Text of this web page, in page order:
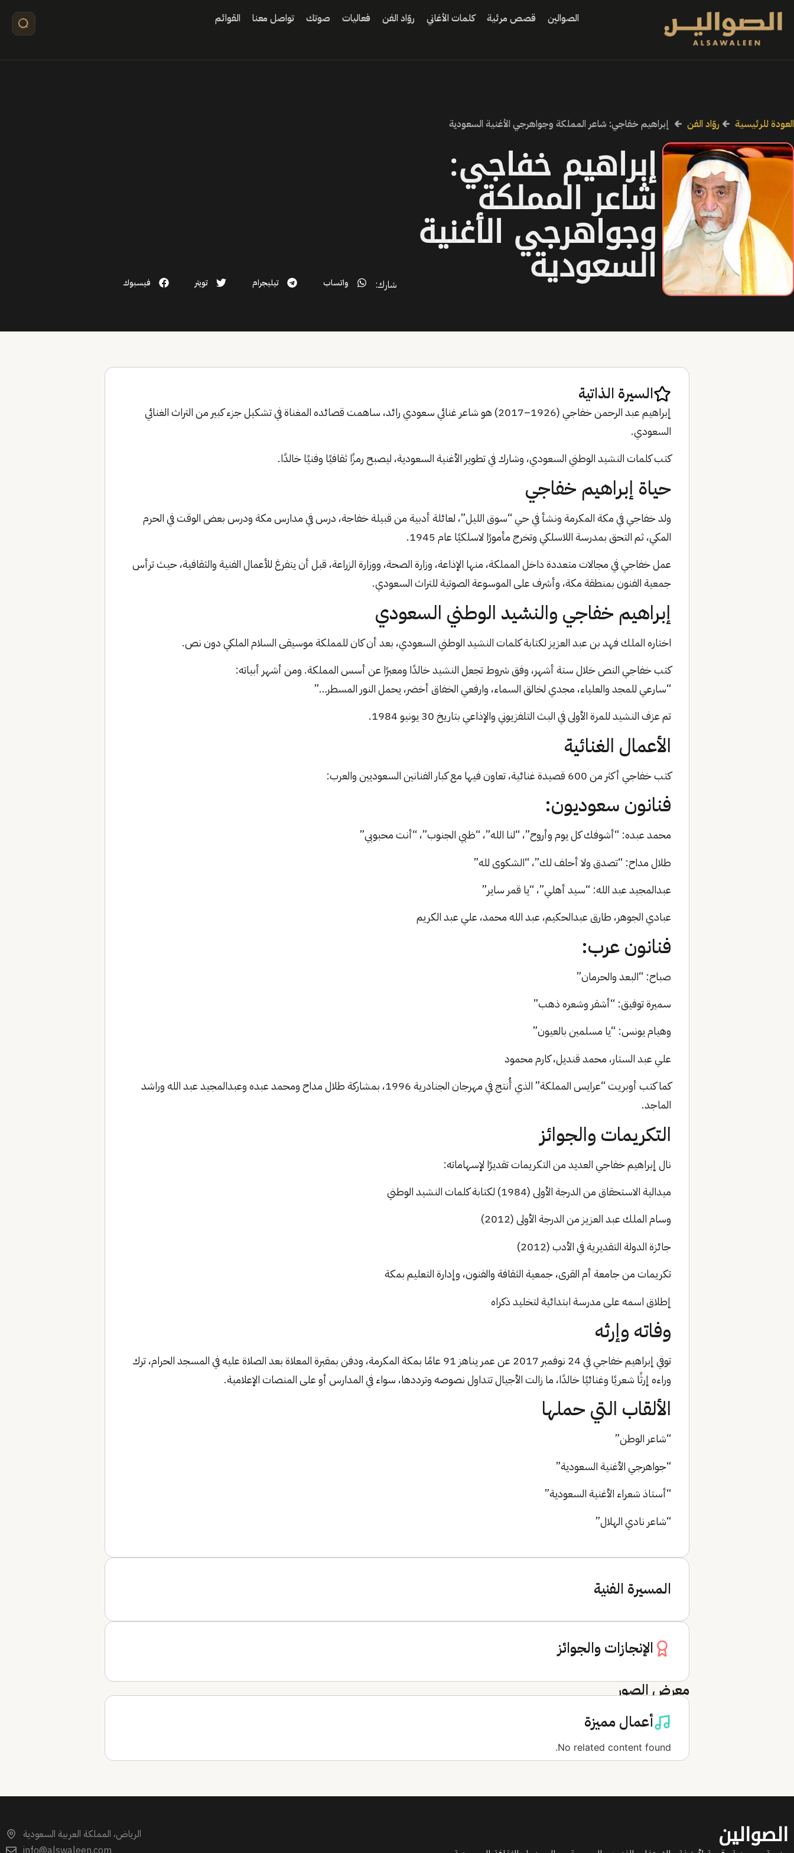
الصوالين قصص مرئية كلمات الأغاني روّاد الفن فعاليات صوتك تواصل معنا القوائم
العودة للرئيسية 🡰 روّاد الفن 🡰 إبراهيم خفاجي: شاعر المملكة وجواهرجي الأغنية السعودية
إبراهيم خفاجي:
شاعر المملكة
وجواهرجي الأغنية
السعودية شارك: واتساب تيليجرام تويتر فيسبوك
السيرة الذاتية
إبراهيم عبد الرحمن خفاجي (1926–2017) هو شاعر غنائي سعودي رائد، ساهمت قصائده المغناة في تشكيل جزء كبير من التراث الغنائي
السعودي.
كتب كلمات النشيد الوطني السعودي، وشارك في تطوير الأغنية السعودية، ليصبح رمزًا ثقافيًا وفنيًا خالدًا.
حياة إبراهيم خفاجي
ولد خفاجي في مكة المكرمة ونشأ في حي “سوق الليل”، لعائلة أدبية من قبيلة خفاجة، درس في مدارس مكة ودرس بعض الوقت في الحرم
المكي، ثم التحق بمدرسة اللاسلكي وتخرج مأمورًا لاسلكيًا عام 1945.
عمل خفاجي في مجالات متعددة داخل المملكة، منها الإذاعة، وزارة الصحة، ووزارة الزراعة، قبل أن يتفرغ للأعمال الفنية والثقافية، حيث ترأس
جمعية الفنون بمنطقة مكة، وأشرف على الموسوعة الصوتية للتراث السعودي.
إبراهيم خفاجي والنشيد الوطني السعودي
اختاره الملك فهد بن عبد العزيز لكتابة كلمات النشيد الوطني السعودي، بعد أن كان للمملكة موسيقى السلام الملكي دون نص.
كتب خفاجي النص خلال ستة أشهر، وفق شروط تجعل النشيد خالدًا ومعبرًا عن أسس المملكة. ومن أشهر أبياته:
“سارعي للمجد والعلياء، مجدي لخالق السماء، وارفعي الخفاق أخضر، يحمل النور المسطر…”
تم عزف النشيد للمرة الأولى في البث التلفزيوني والإذاعي بتاريخ 30 يونيو 1984.
الأعمال الغنائية
كتب خفاجي أكثر من 600 قصيدة غنائية، تعاون فيها مع كبار الفنانين السعوديين والعرب:
فنانون سعوديون:
محمد عبده: “أشوفك كل يوم وأروح”، “لنا الله”، “ظبي الجنوب”، “أنت محبوبي”
طلال مداح: “تصدق ولا أحلف لك”، “الشكوى لله”
عبدالمجيد عبد الله: “سيد أهلي”، “يا قمر ساير”
عبادي الجوهر، طارق عبدالحكيم، عبد الله محمد، علي عبد الكريم
فنانون عرب:
صباح: “البعد والحرمان”
سميرة توفيق: “أشقر وشعره ذهب”
وهيام يونس: “يا مسلمين بالعيون”
علي عبد الستار، محمد قنديل، كارم محمود
كما كتب أوبريت “عرايس المملكة” الذي أُنتج في مهرجان الجنادرية 1996، بمشاركة طلال مداح ومحمد عبده وعبدالمجيد عبد الله وراشد
الماجد.
التكريمات والجوائز
نال إبراهيم خفاجي العديد من التكريمات تقديرًا لإسهاماته:
ميدالية الاستحقاق من الدرجة الأولى (1984) لكتابة كلمات النشيد الوطني
وسام الملك عبد العزيز من الدرجة الأولى (2012)
جائزة الدولة التقديرية في الأدب (2012)
تكريمات من جامعة أم القرى، جمعية الثقافة والفنون، وإدارة التعليم بمكة
إطلاق اسمه على مدرسة ابتدائية لتخليد ذكراه
وفاته وإرثه
توفي إبراهيم خفاجي في 24 نوفمبر 2017 عن عمر يناهز 91 عامًا بمكة المكرمة، ودفن بمقبرة المعلاة بعد الصلاة عليه في المسجد الحرام، ترك
وراءه إرثًا شعريًا وغنائيًا خالدًا، ما زالت الأجيال تتداول نصوصه وترددها، سواء في المدارس أو على المنصات الإعلامية.
الألقاب التي حملها
“شاعر الوطن”
“جواهرجي الأغنية السعودية”
“أستاذ شعراء الأغنية السعودية”
“شاعر نادي الهلال”
المسيرة الفنية
الإنجازات والجوائز
معرض الصور
أعمال مميزة
No related content found.
الصوالين
الرياض، المملكة العربية السعودية